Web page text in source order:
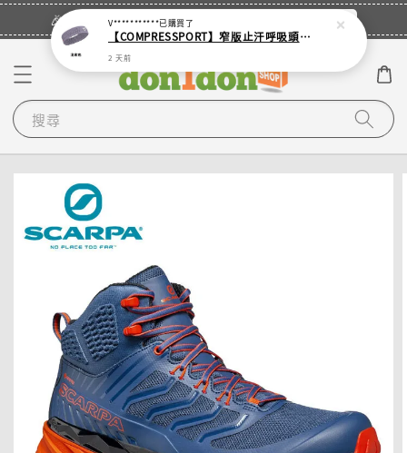
🎉登入會員・領取您的專屬折扣券！ 立即登入
搜尋
V***********已購買了
【COMPRESSPORT】窄版止汗呼吸頭帶2.0_【零碼】
2 天前